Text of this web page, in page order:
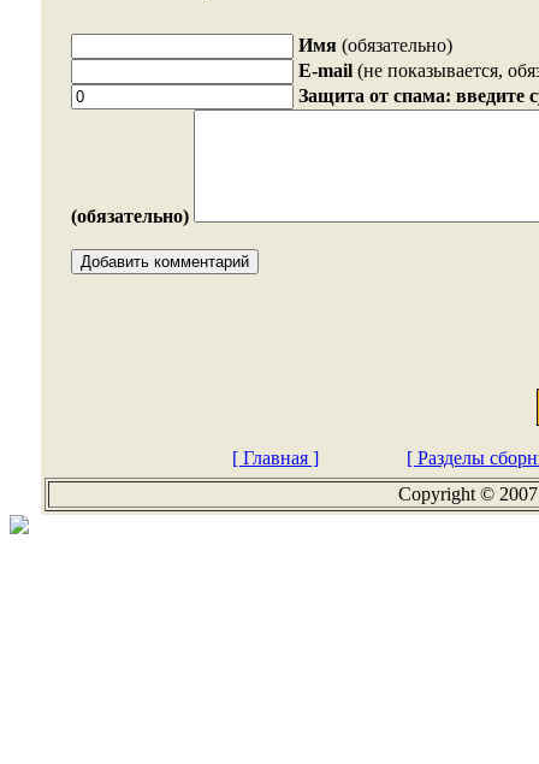
Имя (обязательно)
E-mail (не показывается,
Защита от спама: введите
(обязательно)
[ Главная ]
[ Разделы
Copyright ©